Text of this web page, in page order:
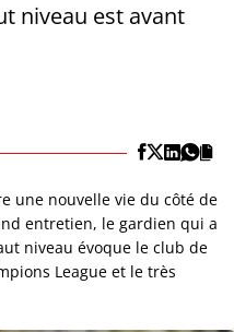
niveau est avant
une nouvelle vie du côté de
entretien, le gardien qui a
niveau évoque le club de
League et le très